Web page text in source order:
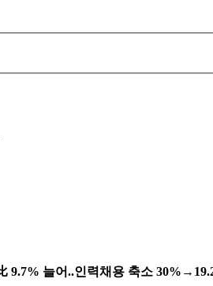
9.7% 늘어..인력채용 축소